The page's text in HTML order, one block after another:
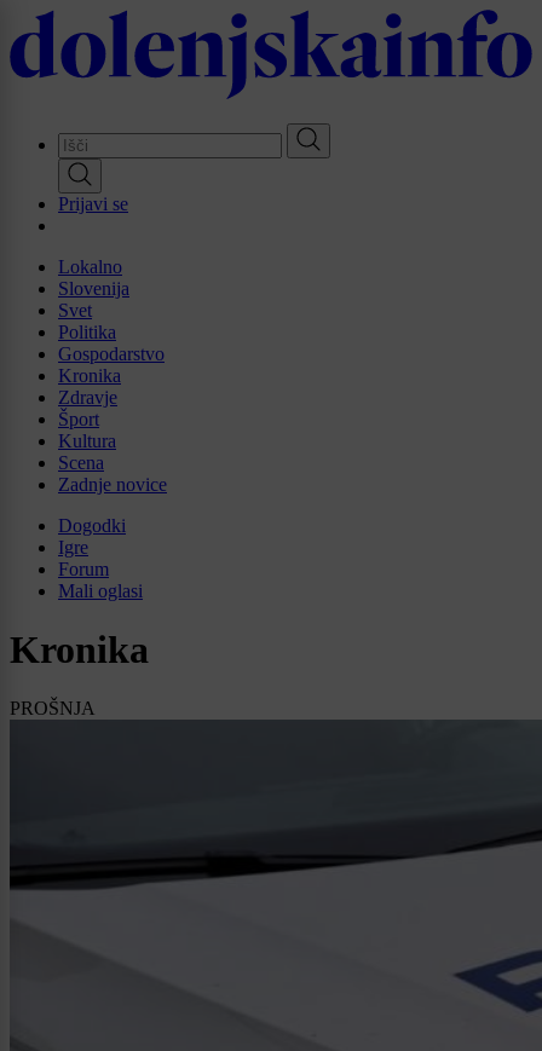
Skip
to
main
Prijavi se
Lokalno
Slovenija
Svet
Politika
Gospodarstvo
Kronika
Zdravje
Šport
Kultura
Scena
Zadnje novice
Dogodki
Igre
Forum
Mali oglasi
Kronika
PROŠNJA